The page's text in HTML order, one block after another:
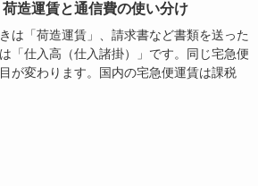
造運賃と通信費の使い分け
は「荷造運賃」、請求書など書類を送った
「仕入高（仕入諸掛）」です。同じ宅急便
が変わります。国内の宅急便運賃は課税